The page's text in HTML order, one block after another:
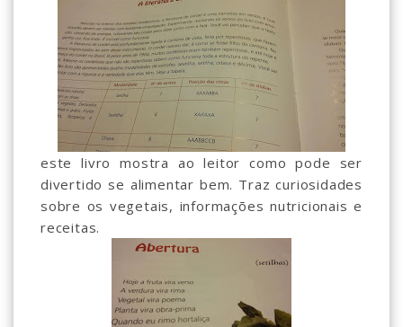
este livro mostra ao leitor como pode ser
divertido se alimentar bem. Traz curiosidades
sobre os vegetais, informações nutricionais e
receitas.